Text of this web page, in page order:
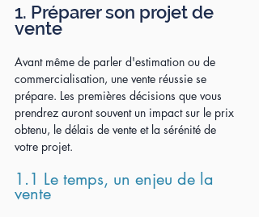
1. Préparer son projet de
vente
Avant même de parler d'estimation ou de
commercialisation, une vente réussie se
prépare. Les premières décisions que vous
prendrez auront souvent un impact sur le prix
obtenu, le délais de vente et la sérénité de
votre projet.
1.1 Le temps, un enjeu de la
vente